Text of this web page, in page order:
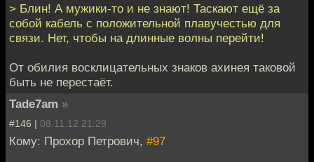
> Блин! А мужики-то и не знают! Таскают ещё за
собой кабель с положительной плавучестью для
связи. Нет, чтобы на длинные волны перейти!
От обилия восклицательных знаков ахинея таковой
быть не перестаёт.
Tade7am »
#146 | 08.11.12 21:29
Кому: Прохор Петрович, #97